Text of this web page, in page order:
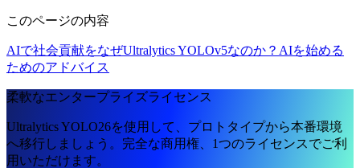
このページの内容
AIで社会貢献をなぜUltralytics YOLOv5なのか？ AIを始める
ためのアドバイス
柔軟なエンタープライズライセンス
Ultralytics YOLO26を使用して、プロトタイプから本番環境
へ移行しましょう。完全な商用権、1つのライセンスでご利
用いただけます。